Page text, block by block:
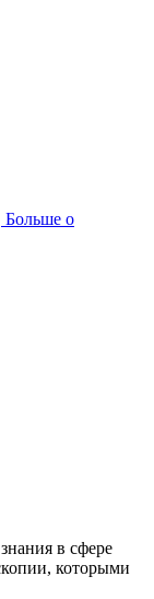
Больше о
в сфере
которыми